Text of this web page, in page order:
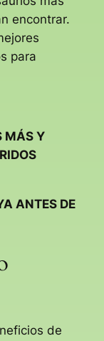
encontrar.
para
MÁS Y
ANTES DE
de